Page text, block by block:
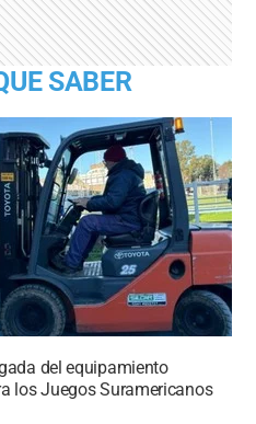
SABER
del equipamiento
los Juegos Suramericanos